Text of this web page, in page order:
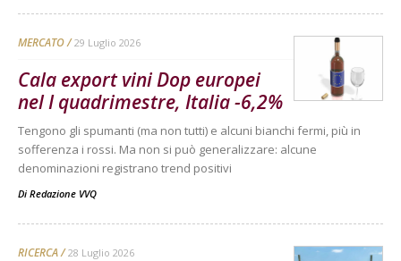
MERCATO 29 Luglio 2026
Cala export vini Dop europei
nel I quadrimestre, Italia -6,2%
Tengono gli spumanti (ma non tutti) e alcuni bianchi fermi, più in
sofferenza i rossi. Ma non si può generalizzare: alcune
denominazioni registrano trend positivi
Di Redazione VVQ
RICERCA 28 Luglio 2026